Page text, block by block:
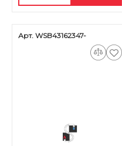
Арт. WSB43162347-